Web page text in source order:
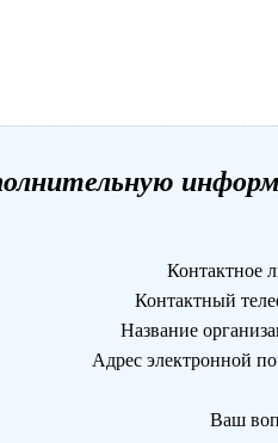
Контактное
Контактный
Название
Адрес электронной
Ваш